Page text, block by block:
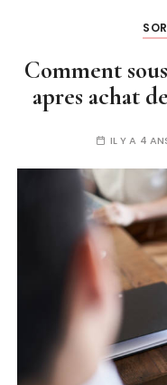
Comment
apres achat
IL Y A 4